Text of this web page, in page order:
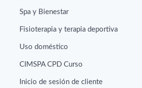
Spa y Bienestar
Fisioterapia y terapia deportiva
Uso doméstico
CIMSPA CPD Curso
Inicio de sesión de cliente